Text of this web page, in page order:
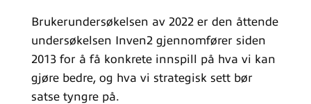
Brukerundersøkelsen av 2022 er den åttende
undersøkelsen Inven2 gjennomfører siden
2013 for å få konkrete innspill på hva vi kan
gjøre bedre, og hva vi strategisk sett bør
satse tyngre på.